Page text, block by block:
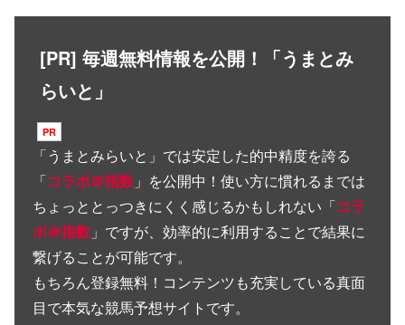
[PR] 毎週無料情報を公開！「うまとみ
らいと」
「うまとみらいと 」では安定した的中精度を誇る
「コラボ＠指数 」を公開中！使い方に慣れるまでは
ちょっととっつきにくく感じるかもしれない「コラ
ボ＠指数 」ですが、効率的に利用することで結果に
繋げることが可能です。
もちろん登録無料！コンテンツも充実している真面
目で本気な競馬予想サイトです。